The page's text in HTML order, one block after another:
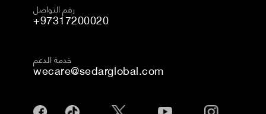
رقم التواصل
+97317200020
خدمة الدعم
wecare@sedarglobal.com